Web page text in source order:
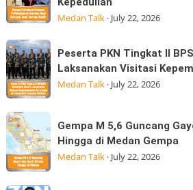
MK
di
Marindal
dijalan
Tritura
Serahkan
Bantuan
Perlengkapan
Sekolah
Bagi
Ratusan
Anak
Korban
Banjir
Kepedulian
Medan Talk· July 22, 2026
Peserta
PKN
Tingkat
II
BPSDM
Sumatera
Utara
Laksanakan
Peserta PKN Tingkat II
Laksanakan Visitasi
Medan Talk· July 22, 2026
Gempa
M
5,6
Guncang
Gayo
Gempa M 5,6 Guncang
Hingga di Medan Gempa
Medan Talk· July 22, 2026